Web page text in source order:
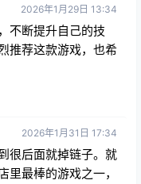
2026年1月29日 13:34
不断提升自己的技
推荐这款游戏，也希
2026年1月31日 17:34
很后面就掉链子。就
最棒的游戏之一，